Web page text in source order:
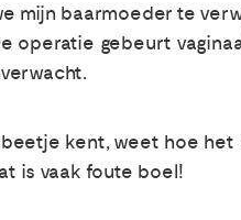
mijn baarmoeder te
operatie gebeurt
kent, weet hoe
is vaak foute boel!